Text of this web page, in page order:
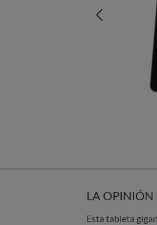
LA OPINIÓN
Esta tableta